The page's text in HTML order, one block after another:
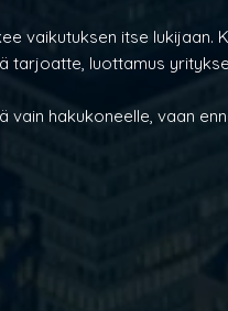
vaikutuksen itse
tarjoatte, luottamus
vain hakukoneelle, vaan